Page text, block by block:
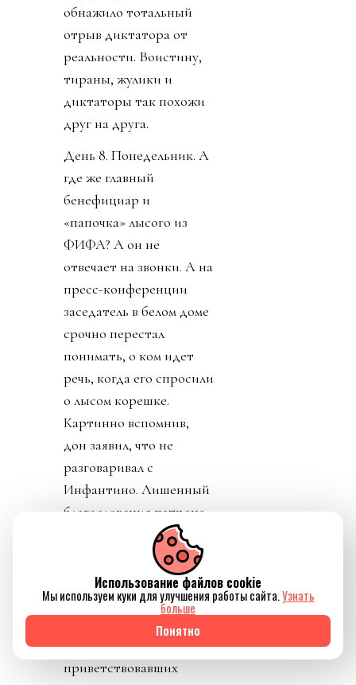
обнажило тотальный
отрыв диктатора от
реальности. Воистину,
тираны, жулики и
диктаторы так похожи
друг на друга.
День 8. Понедельник. А
где же главный
бенефициар и
«папочка» лысого из
ФИФА? А он не
отвечает на звонки. А на
пресс-конференции
заседатель в белом доме
срочно перестал
понимать, о ком идет
речь, когда его спросили
о лысом корешке.
Картинно вспомнив,
дон заявил, что не
разговаривал с
Инфантино. Лишенный
благословения патрона,
скукожившийся до
размеров Волдеморта,
Джанни, скуля, начал
репостить копирующие
текст друг друга посты
федераций,
приветствовавших
Использование файлов cookie
Мы используем куки для улучшения работы сайта.Узнать
больше
Понятно